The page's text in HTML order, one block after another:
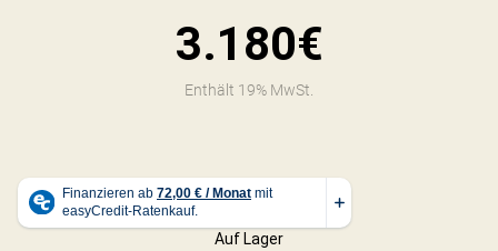
3.180€
Enthält 19% MwSt.
Auf Lager